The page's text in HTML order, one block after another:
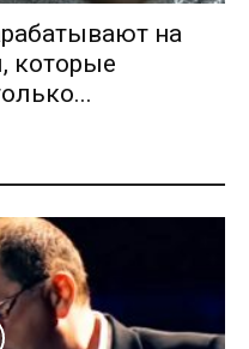
на
которые